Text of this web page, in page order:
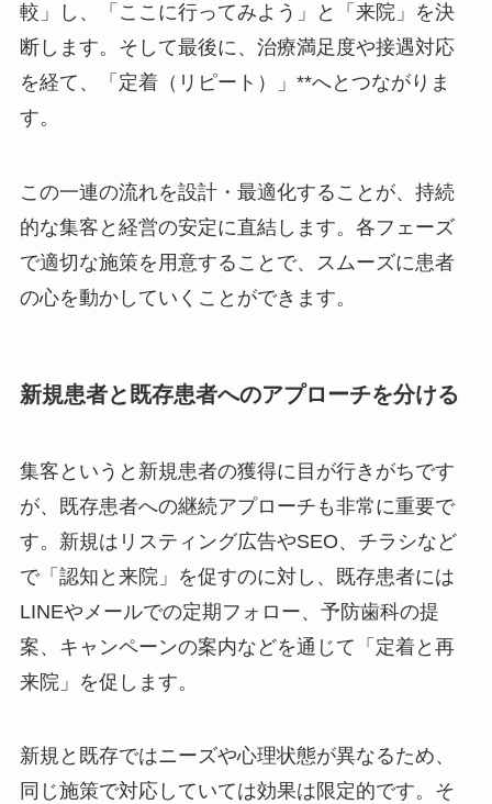
較」し、「ここに行ってみよう」と「来院」を決
断します。そして最後に、治療満足度や接遇対応
を経て、「定着（リピート）」**へとつながりま
す。
この一連の流れを設計・最適化することが、持続
的な集客と経営の安定に直結します。各フェーズ
で適切な施策を用意することで、スムーズに患者
の心を動かしていくことができます。
新規患者と既存患者へのアプローチを分ける
集客というと新規患者の獲得に目が行きがちです
が、既存患者への継続アプローチも非常に重要で
す。新規はリスティング広告やSEO、チラシなど
で「認知と来院」を促すのに対し、既存患者には
LINEやメールでの定期フォロー、予防歯科の提
案、キャンペーンの案内などを通じて「定着と再
来院」を促します。
新規と既存ではニーズや心理状態が異なるため、
同じ施策で対応していては効果は限定的です。そ